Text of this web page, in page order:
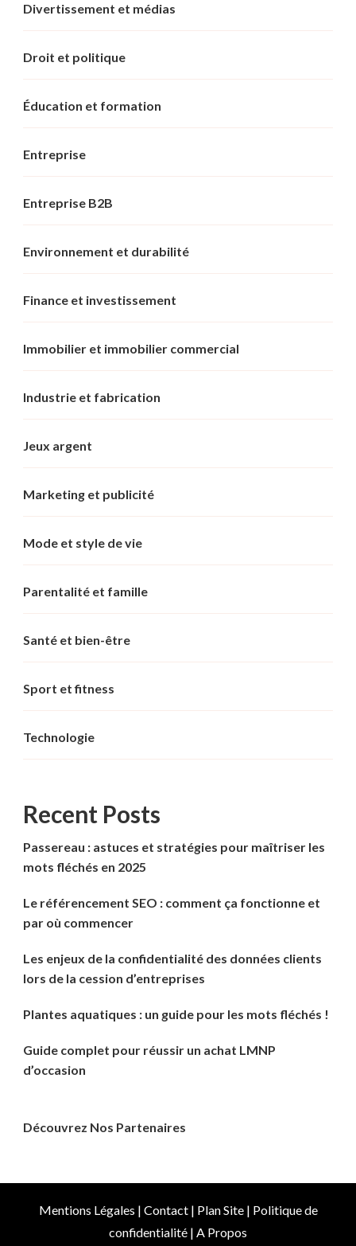
Divertissement et médias
Droit et politique
Éducation et formation
Entreprise
Entreprise B2B
Environnement et durabilité
Finance et investissement
Immobilier et immobilier commercial
Industrie et fabrication
Jeux argent
Marketing et publicité
Mode et style de vie
Parentalité et famille
Santé et bien-être
Sport et fitness
Technologie
Recent Posts
Passereau : astuces et stratégies pour maîtriser les
mots fléchés en 2025
Le référencement SEO : comment ça fonctionne et
par où commencer
Les enjeux de la confidentialité des données clients
lors de la cession d’entreprises
Plantes aquatiques : un guide pour les mots fléchés !
Guide complet pour réussir un achat LMNP
d’occasion
Découvrez Nos Partenaires
Mentions Légales | Contact| Plan Site| Politique de
confidentialité | A Propos